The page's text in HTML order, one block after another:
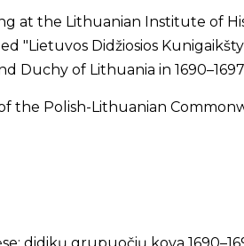
at the Lithuanian Institute of
"Lietuvos Didžiosios
Duchy of Lithuania in
the Polish-Lithuanian